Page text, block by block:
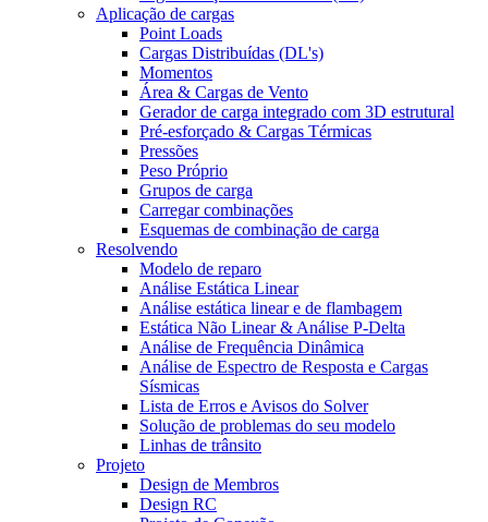
Aplicação de cargas
Point Loads
Cargas Distribuídas (DL's)
Momentos
Área & Cargas de Vento
Gerador de carga integrado com 3D estrutural
Pré-esforçado & Cargas Térmicas
Pressões
Peso Próprio
Grupos de carga
Carregar combinações
Esquemas de combinação de carga
Resolvendo
Modelo de reparo
Análise Estática Linear
Análise estática linear e de flambagem
Estática Não Linear & Análise P-Delta
Análise de Frequência Dinâmica
Análise de Espectro de Resposta e Cargas
Sísmicas
Lista de Erros e Avisos do Solver
Solução de problemas do seu modelo
Linhas de trânsito
Projeto
Design de Membros
Design RC